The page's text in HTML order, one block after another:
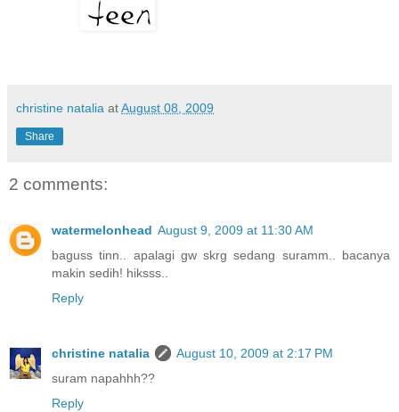
christine natalia atAugust 08, 2009
Share
2 comments:
watermelonhead August 9, 2009 at 11:30 AM
baguss tinn.. apalagi gw skrg sedang suramm.. bacanya
makin sedih! hiksss..
Reply
christine natalia
August 10, 2009 at 2:17 PM
suram napahhh??
Reply